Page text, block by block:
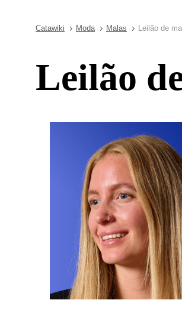
Catawiki Moda Malas Leilão de
Leilão